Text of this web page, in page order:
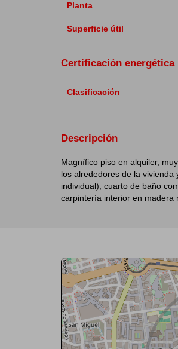
Planta
Superficie útil
Certificación energética
Clasificación
Descripción
Magnífico piso en alquiler,
los alrededores de la
individual), cuarto de baño
carpintería interior en madera